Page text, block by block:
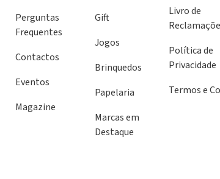
Perguntas
Frequentes
Contactos
Eventos
Magazine
Gift
Jogos
Brinquedos
Papelaria
Marcas em
Destaque
Livro de
Política de
Privacidade
Termos e